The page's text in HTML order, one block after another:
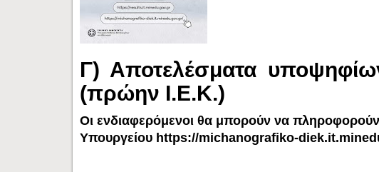
Γ) Αποτελέσματα
(πρώην Ι.Ε.Κ.)
Οι ενδιαφερόμενοι θα μπορούν να
Υπουργείου https://michanografiko-